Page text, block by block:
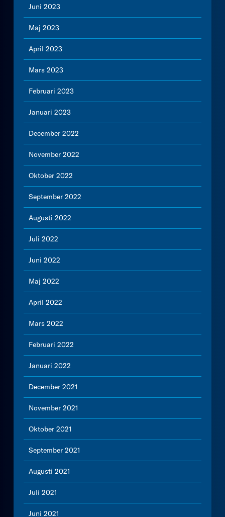
Juni 2023
Maj 2023
April 2023
Mars 2023
Februari 2023
Januari 2023
December 2022
November 2022
Oktober 2022
September 2022
Augusti 2022
Juli 2022
Juni 2022
Maj 2022
April 2022
Mars 2022
Februari 2022
Januari 2022
December 2021
November 2021
Oktober 2021
September 2021
Augusti 2021
Juli 2021
Juni 2021